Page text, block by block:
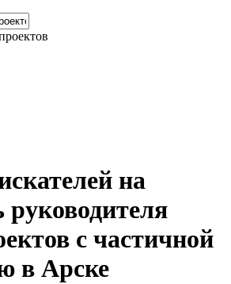
на
руководителя
с частичной
в Арске